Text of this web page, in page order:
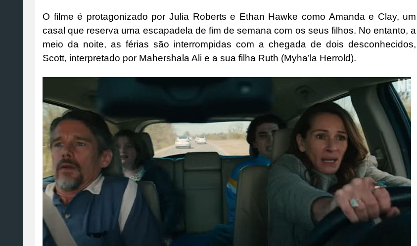
O filme é protagonizado por Julia Roberts e Ethan Hawke como Amanda e Clay, um
casal que reserva uma escapadela de fim de semana com os seus filhos. No entanto, a
meio da noite, as férias são interrompidas com a chegada de dois desconhecidos,
Scott, interpretado por Mahershala Ali e a sua filha Ruth (Myha’la Herrold).